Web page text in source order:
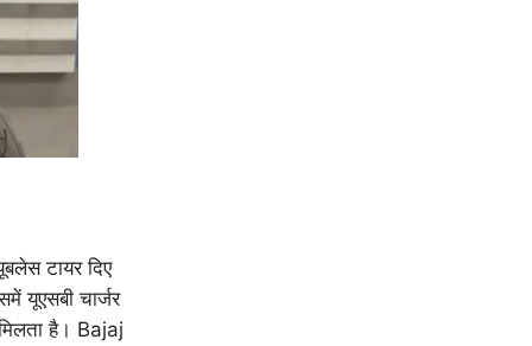
टायर दिए
यूएसबी चार्जर
है। Bajaj